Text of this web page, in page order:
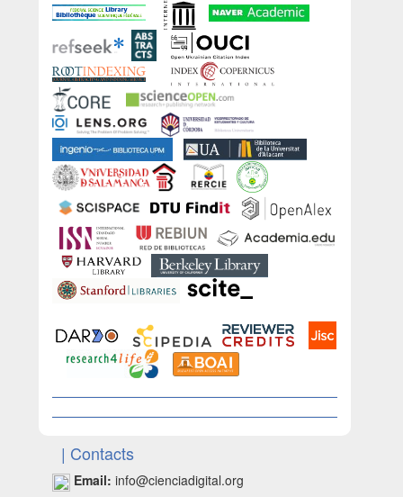
| Contacts
Email: info@cienciadigital.org